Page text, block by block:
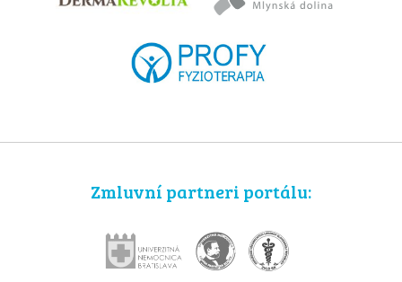
Zmluvní partneri portálu: